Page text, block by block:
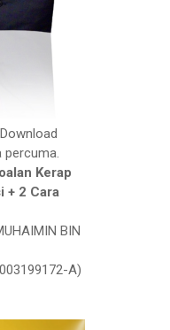
percuma.
Kerap
+ 2 Cara
BIN
A)